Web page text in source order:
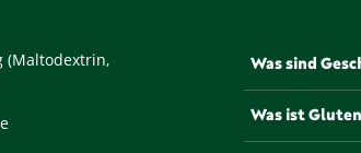
(Maltodextrin,
Was sind
Als
Geschmack
werden
Was ist